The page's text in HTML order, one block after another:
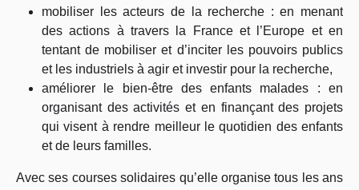
mobiliser les acteurs de la recherche : en menant
des actions à travers la France et l’Europe et en
tentant de mobiliser et d’inciter les pouvoirs publics
et les industriels à agir et investir pour la recherche,
améliorer le bien-être des enfants malades : en
organisant des activités et en finançant des projets
qui visent à rendre meilleur le quotidien des enfants
et de leurs familles.
Avec ses courses solidaires qu’elle organise tous les ans